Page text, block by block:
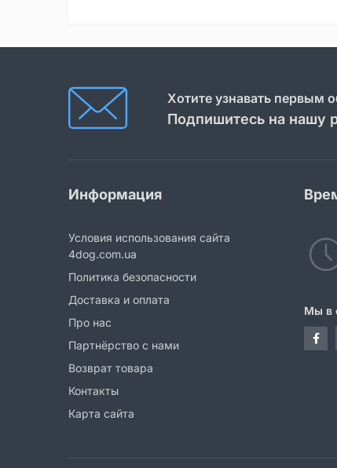
Хотите узнавать первым
Подпишитесь на нашу
Информация
Условия использования сайта
4dog.com.ua
Политика безопасности
Доставка и оплата
Про нас
Партнёрство с нами
Возврат товара
Контакты
Карта сайта
Мы в